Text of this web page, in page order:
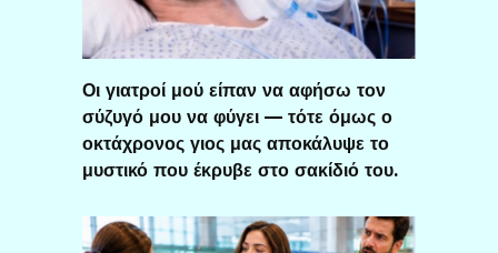
Οι γιατροί μού είπαν να αφήσω τον
σύζυγό μου να φύγει — τότε όμως ο
οκτάχρονος γιος μας αποκάλυψε το
μυστικό που έκρυβε στο σακίδιό του.